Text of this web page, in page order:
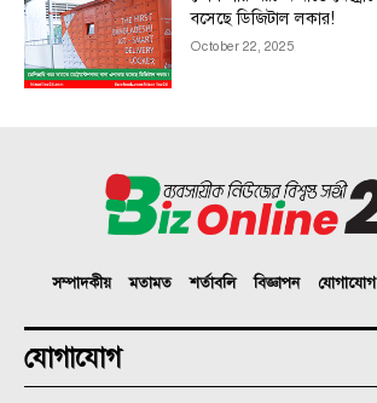
বসেছে ডিজিটাল লকার!
October 22, 2025
সম্পাদকীয় মতামত শর্তাবলি বিজ্ঞাপন যোগাযোগ
যোগাযোগ